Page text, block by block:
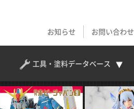
お知らせ
お問い合わせ
工具・塗料データベース